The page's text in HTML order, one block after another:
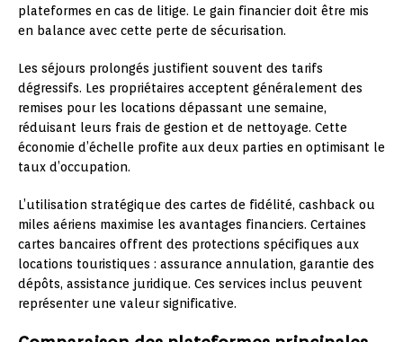
plateformes en cas de litige. Le gain financier doit être mis
en balance avec cette perte de sécurisation.
Les séjours prolongés justifient souvent des tarifs
dégressifs. Les propriétaires acceptent généralement des
remises pour les locations dépassant une semaine,
réduisant leurs frais de gestion et de nettoyage. Cette
économie d’échelle profite aux deux parties en optimisant le
taux d’occupation.
L’utilisation stratégique des cartes de fidélité, cashback ou
miles aériens maximise les avantages financiers. Certaines
cartes bancaires offrent des protections spécifiques aux
locations touristiques : assurance annulation, garantie des
dépôts, assistance juridique. Ces services inclus peuvent
représenter une valeur significative.